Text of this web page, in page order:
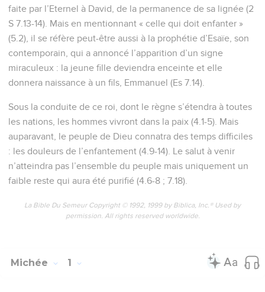
faite par l’Eternel à David, de la permanence de sa lignée (2
S 7.13-14). Mais en mentionnant « celle qui doit enfanter »
(5.2), il se réfère peut-être aussi à la prophétie d’Esaïe, son
contemporain, qui a annoncé l’apparition d’un signe
miraculeux : la jeune fille deviendra enceinte et elle
donnera naissance à un fils, Emmanuel (Es 7.14).
Sous la conduite de ce roi, dont le règne s’étendra à toutes
les nations, les hommes vivront dans la paix (4.1-5). Mais
auparavant, le peuple de Dieu connatra des temps difficiles
: les douleurs de l’enfantement (4.9-14). Le salut à venir
n’atteindra pas l’ensemble du peuple mais uniquement un
faible reste qui aura été purifié (4.6-8 ; 7.18).
La Bible Du Semeur Copyright © 1992, 1999 by Biblica, Inc.® Used by
permission. All rights reserved worldwide.
Michée 1